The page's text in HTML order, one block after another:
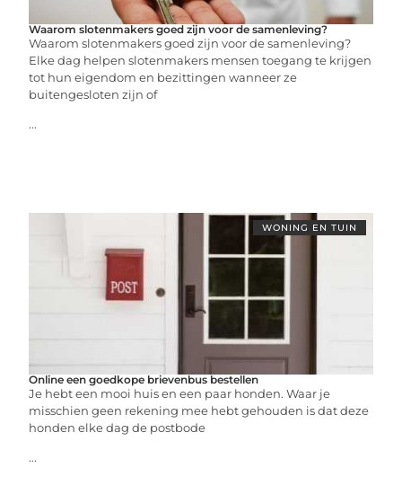
Waarom slotenmakers goed zijn voor de samenleving?
Waarom slotenmakers goed zijn voor de samenleving?
Elke dag helpen slotenmakers mensen toegang te krijgen
tot hun eigendom en bezittingen wanneer ze
buitengesloten zijn of
...
WONING EN TUIN
Online een goedkope brievenbus bestellen
Je hebt een mooi huis en een paar honden. Waar je
misschien geen rekening mee hebt gehouden is dat deze
honden elke dag de postbode
...